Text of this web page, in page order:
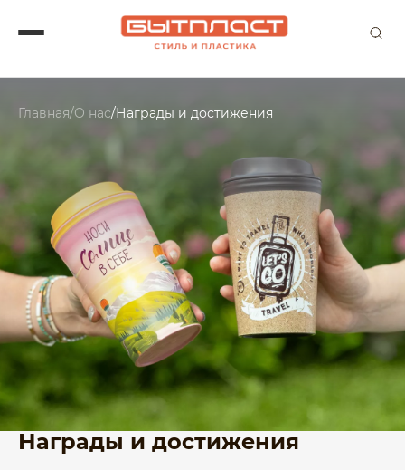
Главная/О нас/Награды и достижения
Награды и достижения